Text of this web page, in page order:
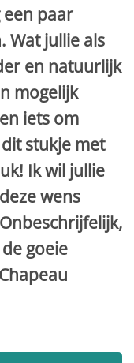
een paar
Wat jullie als
en natuurlijk
mogelijk
iets om
stukje met
Ik wil jullie
wens
goeie